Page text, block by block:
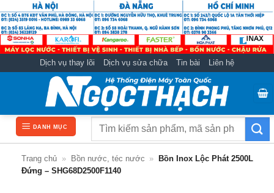
qua
nội
dung
Dịch vụ thay lõi Dịch vụ sửa chữa Tin bài Liên hệ
DANH MỤC
Tìm
Trang chủ » Bồn nước, téc nước »
Bồn Inox Lộc Phát 2500L
Đứng – SHG68D2500F1140